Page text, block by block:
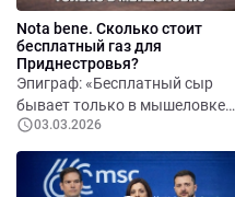
замысел - «выжженное поле»
Nota bene. Сколько стоит
бесплатный газ для
Приднестровья?
Эпиграф: «Бесплатный сыр
бывает только в мышеловке».
Почему Россия поставляла газ
бесплатно, а долг
записывался на Молдову?
Расчёт на оплату долга
03.03.2026